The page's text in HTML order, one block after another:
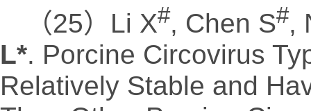
（25）Li X#, Chen S#,
L*. Porcine Circovirus
Relatively Stable and